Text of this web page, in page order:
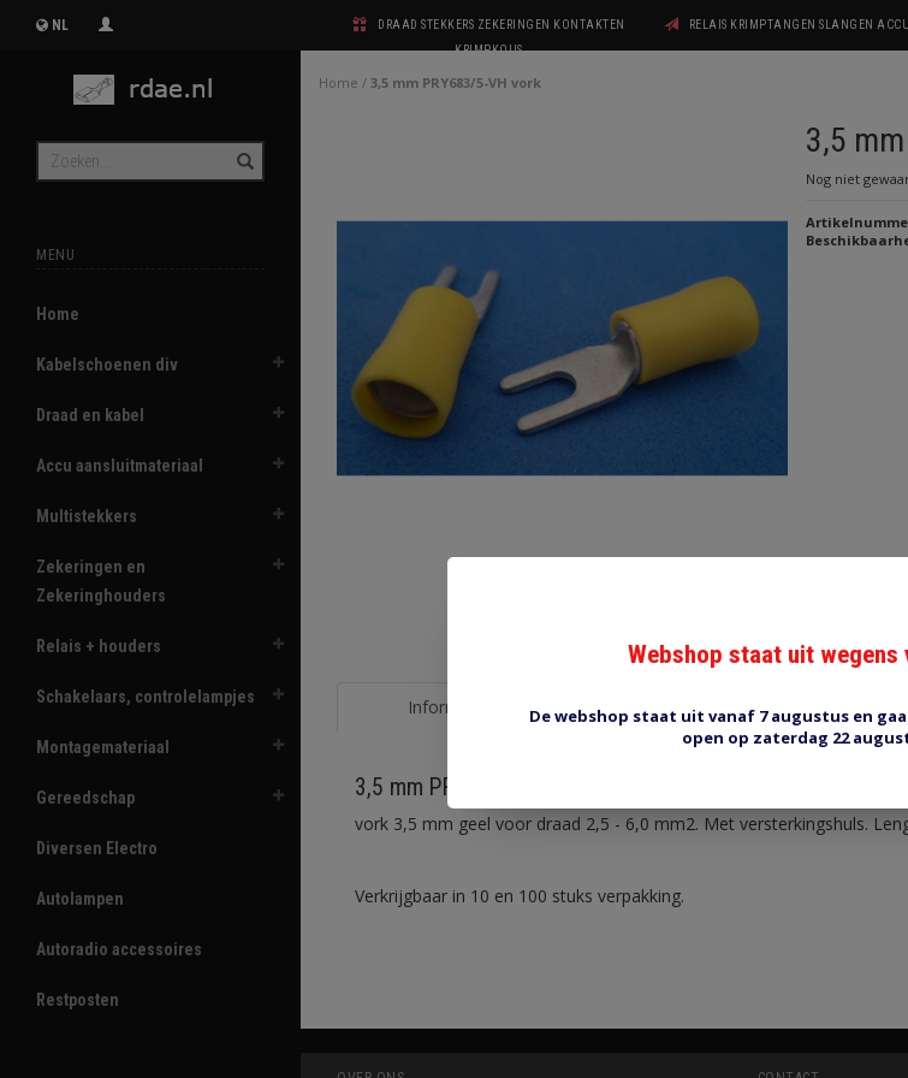
NL
DRAAD STEKKERS ZEKERINGEN KONTAKTEN
KRIMPKOUS
RELAIS KRIMPTANGEN SLANGEN
MENU
Home
Kabelschoenen div
Draad en kabel
Accu aansluitmateriaal
Multistekkers
Zekeringen en
Zekeringhouders
Relais + houders
Schakelaars, controlelampjes
Montagemateriaal
Gereedschap
Diversen Electro
Autolampen
Autoradio accessoires
Restposten
Home / 3,5 mm PRY683/5-VH vork
3,5
Nog niet
Informatie Reviews (0)
3,5 mm PRY683/5-VH vork
vork 3,5 mm geel voor draad 2,5 - 6,0 mm2. Met versterkingshuls.
Verkrijgbaar in 10 en 100 stuks verpakking.
Webshop staat uit wegens
De webshop staat uit vanaf 7 augustus en
open op zaterdag 22